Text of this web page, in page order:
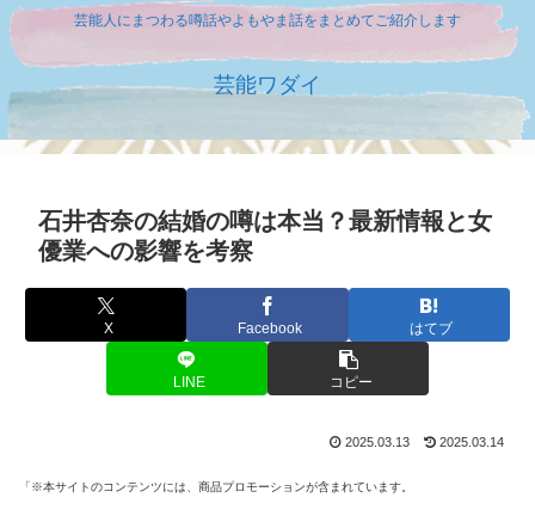
芸能人にまつわる噂話やよもやま話をまとめてご紹介します
芸能ワダイ
石井杏奈の結婚の噂は本当？最新情報と女
優業への影響を考察
X Facebook はてブ
LINE コピー
2025.03.13 2025.03.14
「※本サイトのコンテンツには、商品プロモーションが含まれています。